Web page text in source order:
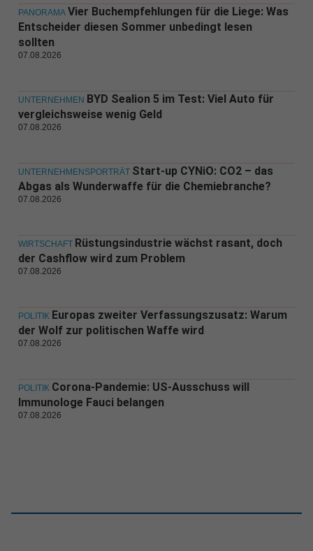
PANORAMA Vier Buchempfehlungen für die Liege: Was
Entscheider diesen Sommer unbedingt lesen
sollten
07.08.2026
UNTERNEHMEN BYD Sealion 5 im Test: Viel Auto für
vergleichsweise wenig Geld
07.08.2026
UNTERNEHMENSPORTRÄT Start-up CYNiO: CO2 – das
Abgas als Wunderwaffe für die Chemiebranche?
07.08.2026
WIRTSCHAFT Rüstungsindustrie wächst rasant, doch
der Cashflow wird zum Problem
07.08.2026
POLITIK Europas zweiter Verfassungszusatz: Warum
der Wolf zur politischen Waffe wird
07.08.2026
POLITIK Corona-Pandemie: US-Ausschuss will
Immunologe Fauci belangen
07.08.2026